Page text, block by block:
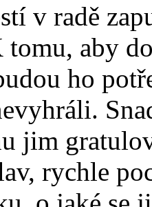
v radě
aby
ho
jim
rychle